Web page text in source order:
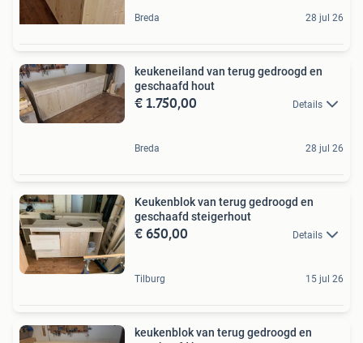
Breda 28 jul 26
keukeneiland van terug gedroogd en
geschaafd hout
€ 1.750,00 Details
Breda 28 jul 26
Keukenblok van terug gedroogd en
geschaafd steigerhout
€ 650,00 Details
Tilburg 15 jul 26
keukenblok van terug gedroogd en